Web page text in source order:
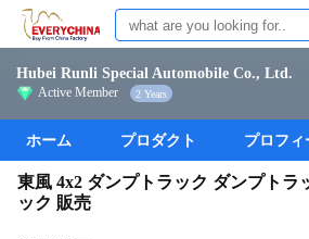
Hubei Runli Special Automobile Co., Ltd.
Active Member 2 Years
ホーム プロダクト プロフィ
東風 4x2 ダンプトラック ダンプトラ
ック 販売